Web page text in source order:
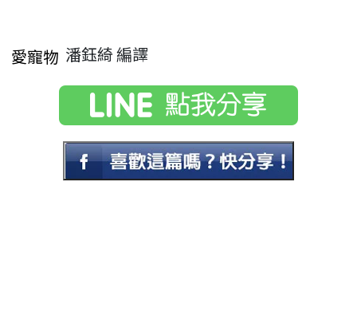
愛寵物 潘鈺綺 編譯